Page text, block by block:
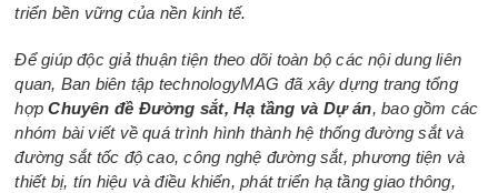
triển bền vững của nền kinh tế.
Để giúp độc giả thuận tiện theo dõi toàn bộ các nội dung liên
quan, Ban biên tập technologyMAG đã xây dựng trang tổng
hợpChuyên đề Đường sắt, Hạ tầng và Dự án, bao gồm các
nhóm bài viết về quá trình hình thành hệ thống đường sắt và
đường sắt tốc độ cao, công nghệ đường sắt, phương tiện và
thiết bị, tín hiệu và điều khiển, phát triển hạ tầng giao thông,